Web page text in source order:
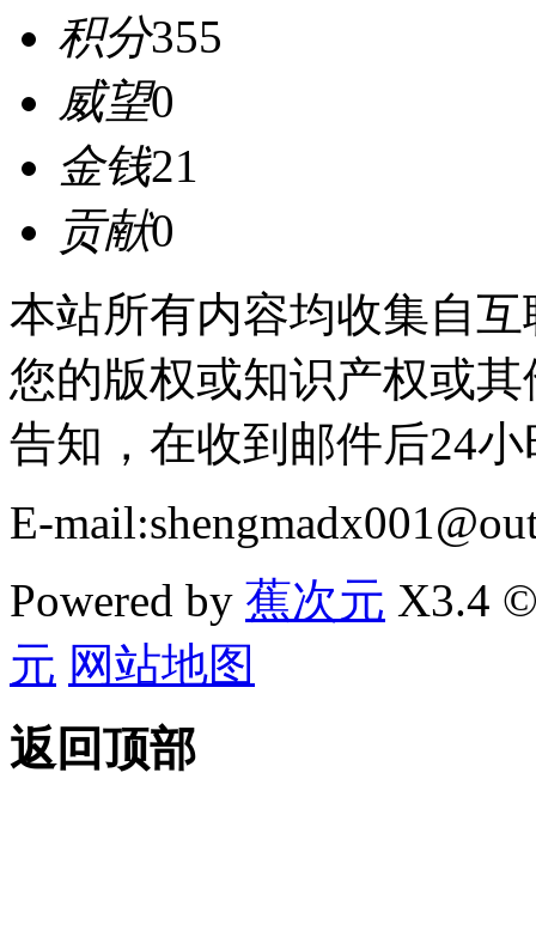
积分355
威望0
金钱21
贡献0
本站所有内容均收集自
您的版权或知识产权或
告知，在收到邮件后24
E-
Powered by 蕉次元 X3.4
元 网站地图
返回顶部